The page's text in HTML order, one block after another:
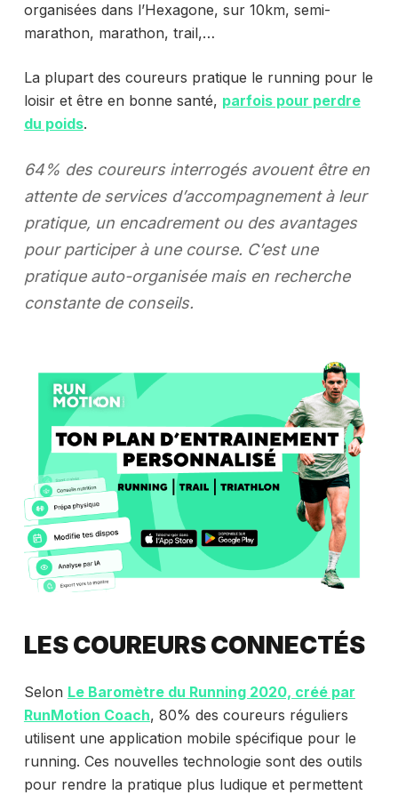
organisées dans l’Hexagone, sur 10km, semi-
marathon, marathon, trail,…
La plupart des coureurs pratique le running pour le
loisir et être en bonne santé, parfois pour perdre
du poids.
64% des coureurs interrogés avouent être en
attente de services d’accompagnement à leur
pratique, un encadrement ou des avantages
pour participer à une course. C’est une
pratique auto-organisée mais en recherche
constante de conseils.
LES COUREURS CONNECTÉS
Selon Le Baromètre du Running 2020, créé par
RunMotion Coach, 80% des coureurs réguliers
utilisent une application mobile spécifique pour le
running. Ces nouvelles technologie sont des outils
pour rendre la pratique plus ludique et permettent